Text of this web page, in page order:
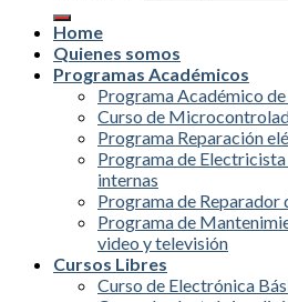
Home
Quienes somos
Programas Académicos
Programa Académico
Curso de
Programa Reparación
Programa de
internas
Programa de
Programa de
video y televisión
Cursos Libres
Curso de Electrónica